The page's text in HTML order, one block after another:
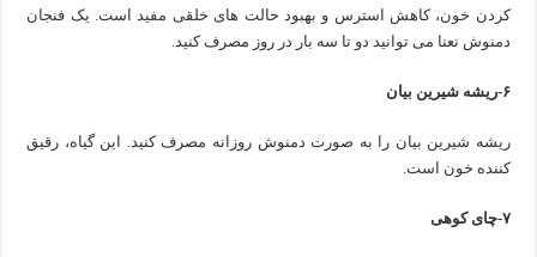
کردن خون، کاهش استرس و بهبود حالت های خلقی مفید است. یک فنجان
دمنوش نعنا می توانید دو تا سه بار در روز مصرف کنید.
۶-ریشه شیرین بیان
ریشه شیرین بیان را به صورت دمنوش روزانه مصرف کنید. این گیاه، رقیق
کننده خون است.
۷-چای کوهی